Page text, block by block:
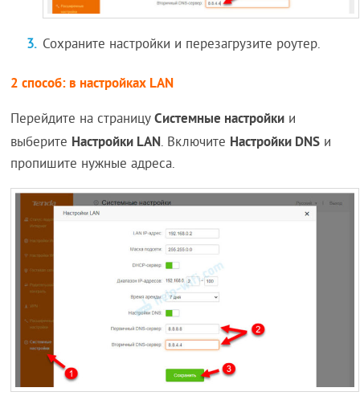
Сохраните настройки и перезагрузите роутер.
2 способ: в настройках LAN
Перейдите на страницуСистемные настройки и
выберите Настройки LAN. Включите Настройки DNS и
пропишите нужные адреса.